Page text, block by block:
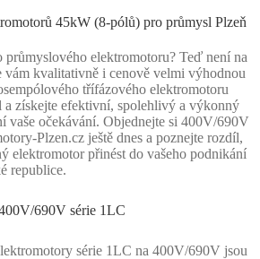
45kW (8-pólů) pro průmysl Plzeň
průmyslového elektromotoru? Teď není na
vám kvalitativně i cenově velmi výhodnou
třífázového elektromotoru
získejte efektivní, spolehlivý a výkonný
vaše očekávání. Objednejte si 400V/690V
Plzen.cz ještě dnes a poznejte rozdíl,
elektromotor přinést do vašeho podnikání
republice.
690V série 1LC
série 1LC na 400V/690V jsou